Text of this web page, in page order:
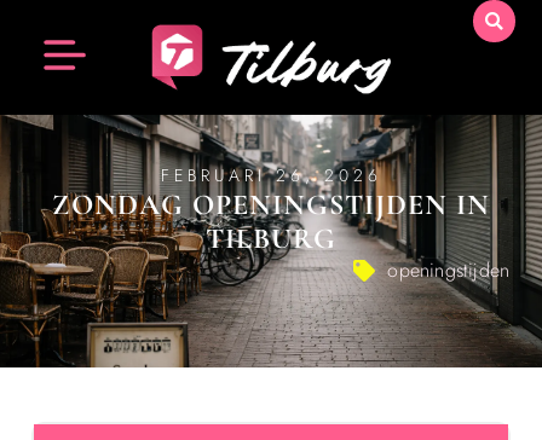
FEBRUARI 26, 2026
ZONDAG OPENINGSTIJDEN IN
TILBURG
openingstijden